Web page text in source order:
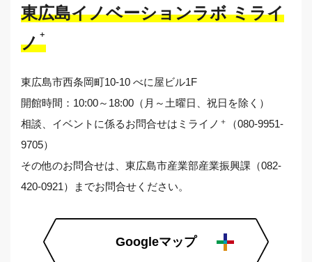
東広島イノベーションラボ ミライ
ノ＋
東広島市西条岡町10-10 べに屋ビル1F
開館時間：10:00～18:00（月～土曜日、祝日を除く）
相談、イベントに係るお問合せはミライノ ＋
（080-9951-
9705）
その他のお問合せは、東広島市産業部産業振興課（082-
420-0921）までお問合せください。
Googleマップ